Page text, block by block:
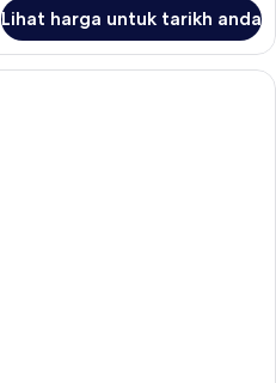
Lihat harga untuk tarikh anda